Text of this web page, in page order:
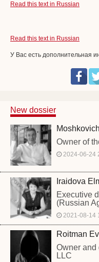
Read this text in Russian
Read this text in Russian
У Вас есть дополнительная
New dossier
Owner of
2024-06-24
Iraidova
Executive
(Russian
2021-08-14
Roitman
Owner and
LLC